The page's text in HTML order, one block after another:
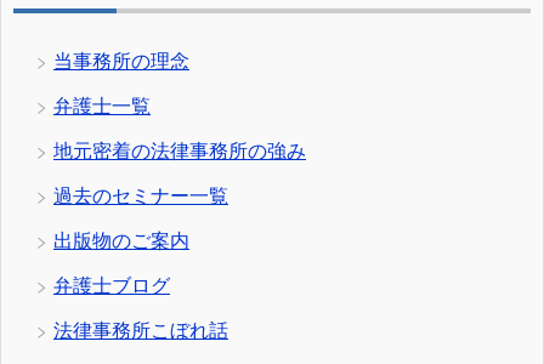
当事務所の理念
弁護士一覧
地元密着の法律事務所の強み
過去のセミナー一覧
出版物のご案内
弁護士ブログ
法律事務所こぼれ話